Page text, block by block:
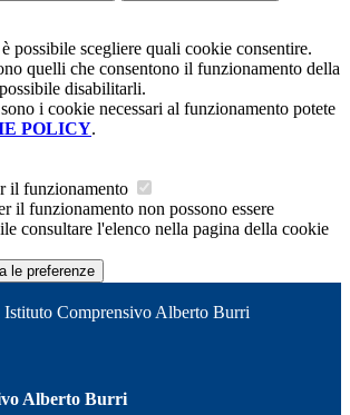
possibile scegliere quali cookie consentire.
quelli che consentono il funzionamento della
disabilitarli.
i cookie necessari al funzionamento potete
POLICY.
il funzionamento
il funzionamento non possono essere
consultare l'elenco nella pagina della cookie
le preferenze
Istituto Comprensivo Alberto Burri
Alberto Burri